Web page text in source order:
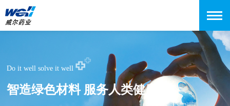
Do it well solve it well
智造绿色材料 服务人类健康